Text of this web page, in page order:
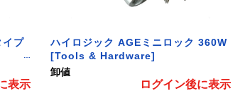
イプ
表示
ハイロジック AGEミニロック 360W
[Tools & Hardware]
卸値
ログイン後に表示